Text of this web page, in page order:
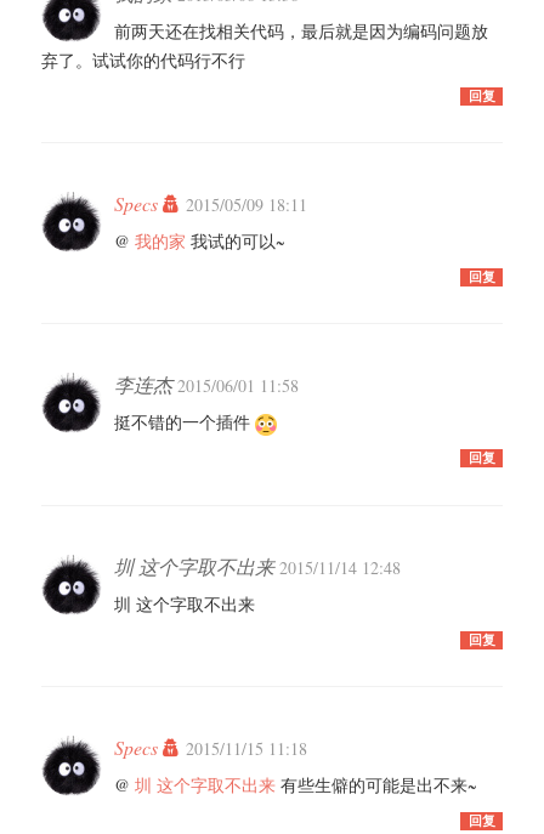
前两天还在找相关代码，最后就是因为编码问题放
弃了。试试你的代码行不行
回复
Specs
2015/05/09 18:11
@ 我的家 我试的可以~
回复
李连杰2015/06/01 11:58
挺不错的一个插件
回复
圳 这个字取不出来2015/11/14 12:48
圳 这个字取不出来
回复
Specs
2015/11/15 11:18
@ 圳 这个字取不出来 有些生僻的可能是出不来~
回复